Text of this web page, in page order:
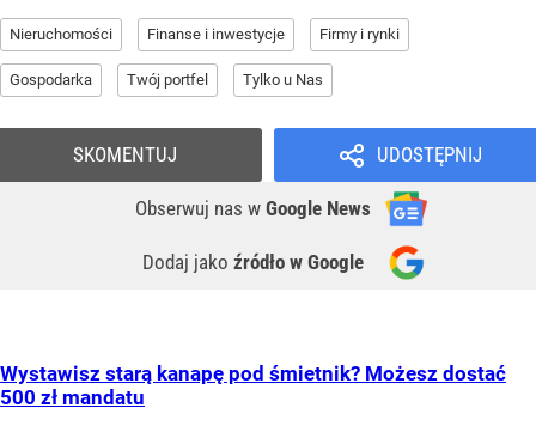
Nieruchomości Finanse i inwestycje Firmy i rynki
Gospodarka Twój portfel Tylko u Nas
UDOSTĘPNIJ
Obserwuj nas w Google News
Dodaj jako źródło w Google
SKOMENTUJ
Wystawisz starą kanapę pod śmietnik? Możesz dostać
500 zł mandatu